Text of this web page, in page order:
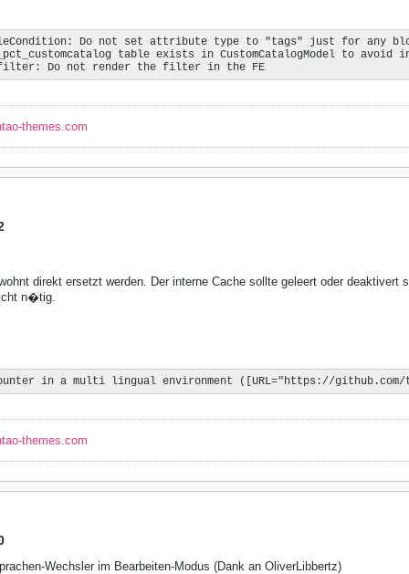
Do not set attribute type to "tags" just for any
table exists in CustomCatalogModel to
filter: Do not render the filter in the FE
themes.com
direkt ersetzt werden. Der interne Cache sollte geleert oder deaktivert
n�tig.
in a multi lingual environment ([URL="https://github.com/
themes.com
Wechsler im Bearbeiten-Modus (Dank an OliverLibbertz)